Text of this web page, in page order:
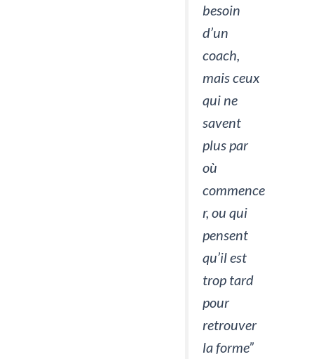
besoin
d’un
coach,
mais ceux
qui ne
savent
plus par
où
commence
r, ou qui
pensent
qu’il est
trop tard
pour
retrouver
la forme”